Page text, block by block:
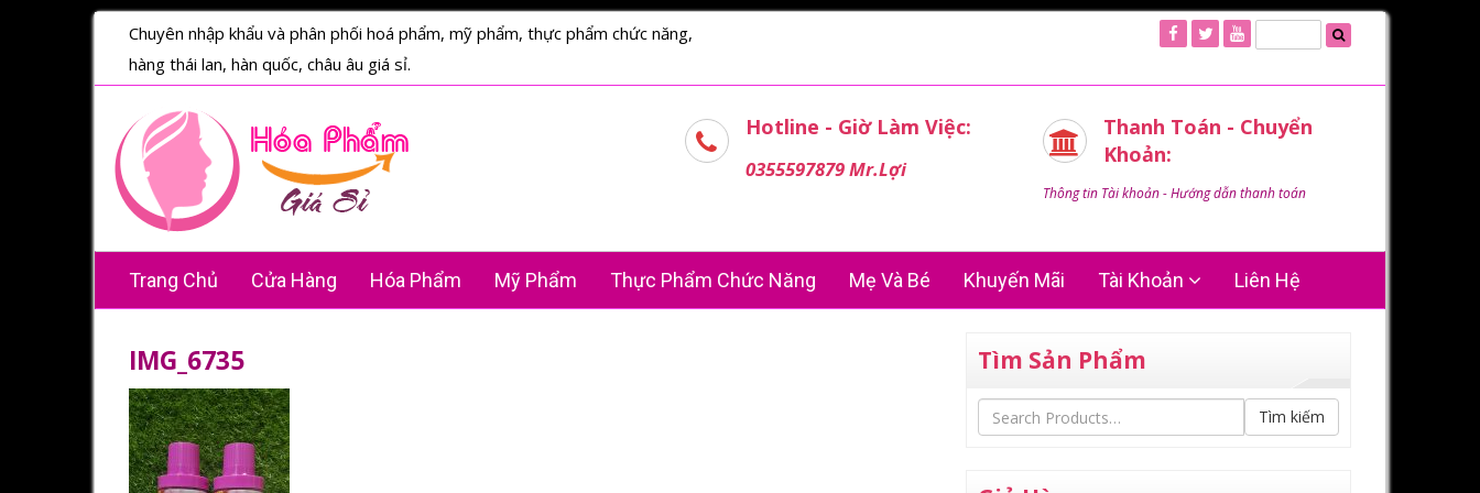
Chuyên nhập khẩu và phân phối hoá phẩm, mỹ phẩm, thực phẩm chức năng,
hàng thái lan, hàn quốc, châu âu giá sỉ.
Hotline - Giờ Làm Việc:
0355597879 Mr.Lợi
Thanh Toán - Chuyển
Khoản:
Thông tin Tài khoản - Hướng dẫn thanh toán
Trang Chủ Cửa Hàng Hóa Phẩm Mỹ Phẩm Thực Phẩm Chức Năng Mẹ Và Bé Khuyến Mãi Tài Khoản Liên Hệ
IMG_6735 Tìm Sản Phẩm
Tìm kiếm